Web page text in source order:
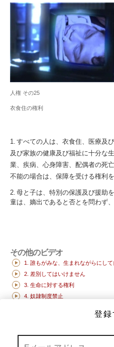
人権 その25
衣食住の権利
1. すべての人は、衣食住、医療及
及び家族の健康及び福祉に十分な
業、疾病、心身障害、配偶者の死
不能の場合は、保障を受ける権利を
2. 母と子は、特別の保護及び援助
童は、嫡出であると否とを問わず
その他のビデオ
1. 誰もがみな、生まれながらにし
2. 差別してはいけません
3. 生命に対する権利
4. 奴隷制度禁止
6. どこに行っても､あなたには権利
登録